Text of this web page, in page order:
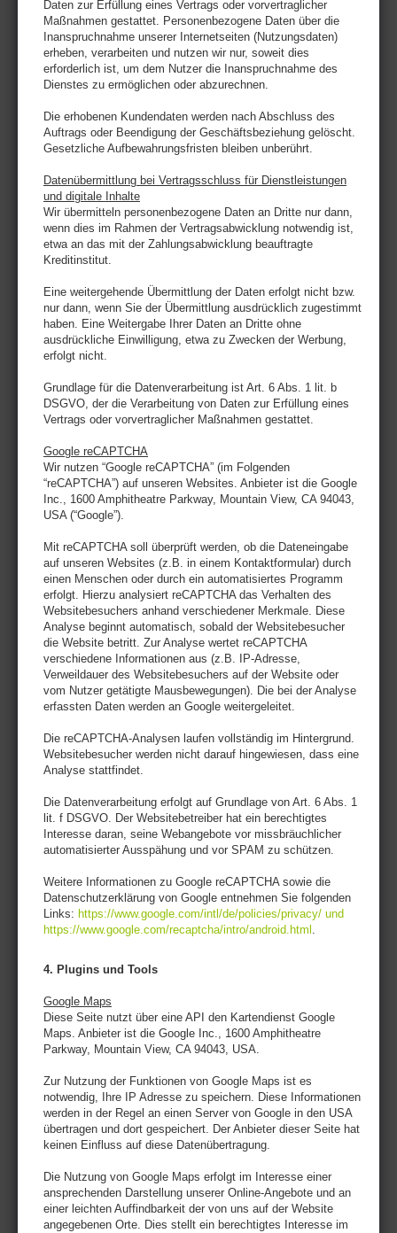
Daten zur Erfüllung eines Vertrags oder vorvertraglicher
Maßnahmen gestattet. Personenbezogene Daten über die
Inanspruchnahme unserer Internetseiten (Nutzungsdaten)
erheben, verarbeiten und nutzen wir nur, soweit dies
erforderlich ist, um dem Nutzer die Inanspruchnahme des
Dienstes zu ermöglichen oder abzurechnen.
Die erhobenen Kundendaten werden nach Abschluss des
Auftrags oder Beendigung der Geschäftsbeziehung gelöscht.
Gesetzliche Aufbewahrungsfristen bleiben unberührt.
Datenübermittlung bei Vertragsschluss für Dienstleistungen
und digitale Inhalte
Wir übermitteln personenbezogene Daten an Dritte nur dann,
wenn dies im Rahmen der Vertragsabwicklung notwendig ist,
etwa an das mit der Zahlungsabwicklung beauftragte
Kreditinstitut.
Eine weitergehende Übermittlung der Daten erfolgt nicht bzw.
nur dann, wenn Sie der Übermittlung ausdrücklich zugestimmt
haben. Eine Weitergabe Ihrer Daten an Dritte ohne
ausdrückliche Einwilligung, etwa zu Zwecken der Werbung,
erfolgt nicht.
Grundlage für die Datenverarbeitung ist Art. 6 Abs. 1 lit. b
DSGVO, der die Verarbeitung von Daten zur Erfüllung eines
Vertrags oder vorvertraglicher Maßnahmen gestattet.
Google reCAPTCHA
Wir nutzen “Google reCAPTCHA” (im Folgenden
“reCAPTCHA”) auf unseren Websites. Anbieter ist die Google
Inc., 1600 Amphitheatre Parkway, Mountain View, CA 94043,
USA (“Google”).
Mit reCAPTCHA soll überprüft werden, ob die Dateneingabe
auf unseren Websites (z.B. in einem Kontaktformular) durch
einen Menschen oder durch ein automatisiertes Programm
erfolgt. Hierzu analysiert reCAPTCHA das Verhalten des
Websitebesuchers anhand verschiedener Merkmale. Diese
Analyse beginnt automatisch, sobald der Websitebesucher
die Website betritt. Zur Analyse wertet reCAPTCHA
verschiedene Informationen aus (z.B. IP-Adresse,
Verweildauer des Websitebesuchers auf der Website oder
vom Nutzer getätigte Mausbewegungen). Die bei der Analyse
erfassten Daten werden an Google weitergeleitet.
Die reCAPTCHA-Analysen laufen vollständig im Hintergrund.
Websitebesucher werden nicht darauf hingewiesen, dass eine
Analyse stattfindet.
Die Datenverarbeitung erfolgt auf Grundlage von Art. 6 Abs. 1
lit. f DSGVO. Der Websitebetreiber hat ein berechtigtes
Interesse daran, seine Webangebote vor missbräuchlicher
automatisierter Ausspähung und vor SPAM zu schützen.
Weitere Informationen zu Google reCAPTCHA sowie die
Datenschutzerklärung von Google entnehmen Sie folgenden
Links: https://www.google.com/intl/de/policies/privacy/ und
https://www.google.com/recaptcha/intro/android.html .
4. Plugins und Tools
Google Maps
Diese Seite nutzt über eine API den Kartendienst Google
Maps. Anbieter ist die Google Inc., 1600 Amphitheatre
Parkway, Mountain View, CA 94043, USA.
Zur Nutzung der Funktionen von Google Maps ist es
notwendig, Ihre IP Adresse zu speichern. Diese Informationen
werden in der Regel an einen Server von Google in den USA
übertragen und dort gespeichert. Der Anbieter dieser Seite hat
keinen Einfluss auf diese Datenübertragung.
Die Nutzung von Google Maps erfolgt im Interesse einer
ansprechenden Darstellung unserer Online-Angebote und an
einer leichten Auffindbarkeit der von uns auf der Website
angegebenen Orte. Dies stellt ein berechtigtes Interesse im